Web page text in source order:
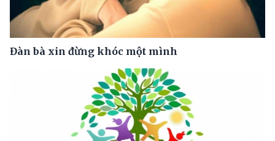
Đàn bà xin đừng khóc một mình